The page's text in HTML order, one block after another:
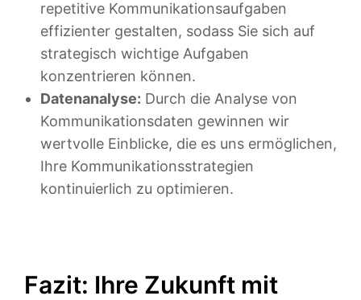
repetitive Kommunikationsaufgaben
effizienter gestalten, sodass Sie sich auf
strategisch wichtige Aufgaben
konzentrieren können.
Datenanalyse: Durch die Analyse von
Kommunikationsdaten gewinnen wir
wertvolle Einblicke, die es uns ermöglichen,
Ihre Kommunikationsstrategien
kontinuierlich zu optimieren.
Fazit: Ihre Zukunft mit